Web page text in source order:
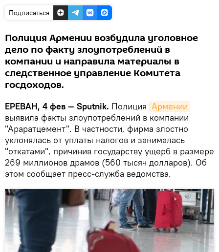
Подписаться
Полиция Армении возбудила уголовное
дело по факту злоупотреблений в
компании и направила материалы в
следственное управление Комитета
госдоходов.
ЕРЕВАН, 4 фев — Sputnik. Полиция Армении
выявила факты злоупотреблений в компании
"Араратцемент". В частности, фирма злостно
уклонялась от уплаты налогов и занималась
"откатами", причинив государству ущерб в размере
269 миллионов драмов (560 тысяч долларов). Об
этом сообщает пресс-служба ведомства.